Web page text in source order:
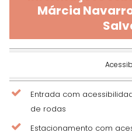
Márcia
Entrada com
de rodas
Estacionamento com